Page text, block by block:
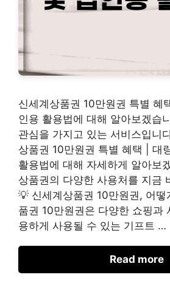
신세계상품권 10만원권 특별 혜
인용 활용법에 대해 알아보겠습
관심을 가지고 있는 서비스입니
상품권 10만원권 특별 혜택 | 대
활용법에 대해 자세하게 알아보
상품권의 다양한 사용처를 지금
💡 신세계상품권 10만원권, 어
품권 10만원권은 다양한 쇼핑과
용하게 사용될 수 있는 기프트 …
Read more